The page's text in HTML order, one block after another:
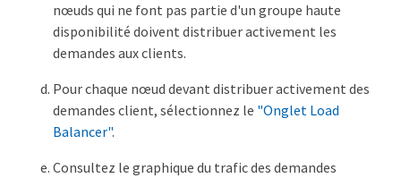
nœuds qui ne font pas partie d'un groupe haute
disponibilité doivent distribuer activement les
demandes aux clients.
Pour chaque nœud devant distribuer activement des
demandes client, sélectionnez le "Onglet Load
Balancer".
Consultez le graphique du trafic des demandes